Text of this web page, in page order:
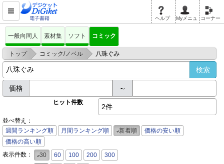
電子書籍 ヘルプ Myメニュ コーナー
一般向同人 素材集 ソフト コミック
トップ > コミック/ノベル > 八珠ぐみ
価格 ～
ヒット件数
2件
並べ替え：
週間ランキング順
月間ランキング順 新着順
価格の安い順
価格の高い順
表示件数：
30 60 100 200
300